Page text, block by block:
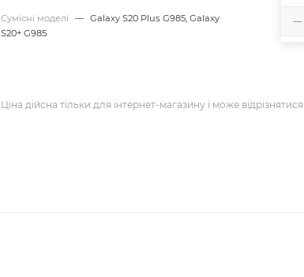
Сумісні моделі — Galaxy S20 Plus G985, Galaxy
S20+ G985
Ціна дійсна тільки для інтернет-магазину і може